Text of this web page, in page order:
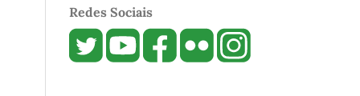
Redes Sociais